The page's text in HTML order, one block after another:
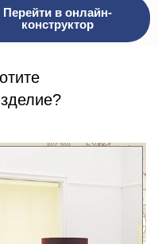
Перейти в онлайн-
конструктор